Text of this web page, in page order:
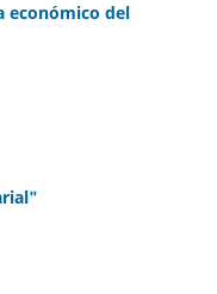
económico del